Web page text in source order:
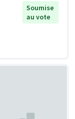
Soumise
au vote